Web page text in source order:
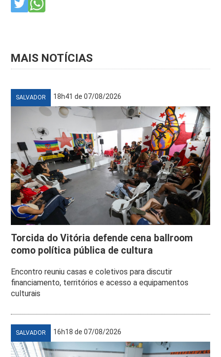
MAIS NOTÍCIAS
SALVADOR 18h41 de 07/08/2026
Torcida do Vitória defende cena ballroom
como política pública de cultura
Encontro reuniu casas e coletivos para discutir
financiamento, territórios e acesso a equipamentos
culturais
SALVADOR 16h18 de 07/08/2026